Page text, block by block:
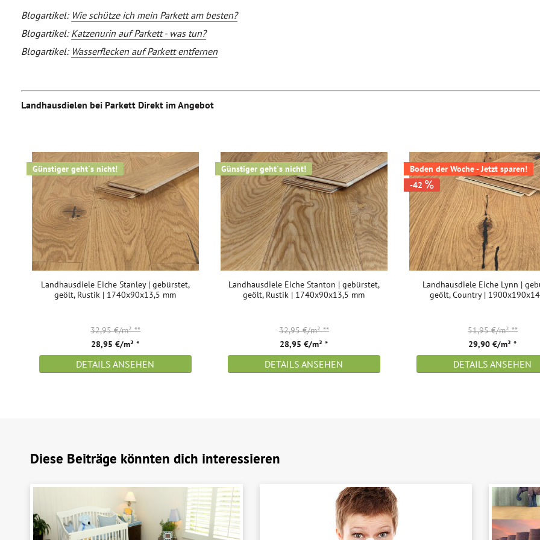
Blogartikel: Wie schütze ich mein Parkett am besten?
Blogartikel: Katzenurin auf Parkett - was tun?
Blogartikel: Wasserflecken auf Parkett entfernen
Landhausdielen bei Parkett Direkt im Angebot
Günstiger geht´s nicht!
Landhausdiele Eiche Stanley | gebürstet,
geölt, Rustik | 1740x90x13,5 mm
28,95 €/m² *
32,95 €/m²**
DETAILS ANSEHEN
Günstiger geht´s nicht!
Landhausdiele Eiche Stanton | gebürstet,
geölt, Rustik | 1740x90x13,5 mm
28,95 €/m² *
32,95 €/m²**
DETAILS ANSEHEN
Boden der Woche - Jetzt sparen!
-42
Landhausdiele Eiche Lynn |
geölt, Country |
29,90 €/m² *
51,95 €/m²**
DETAILS ANSEHEN
Diese Beiträge könnten dich interessieren